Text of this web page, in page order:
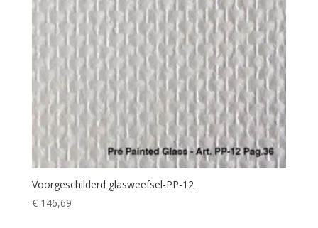
Voorgeschilderd glasweefsel-PP-12
€146,69